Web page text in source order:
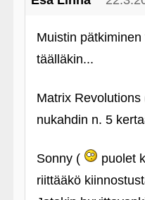
Muistin
täälläkin...
Matrix
nukahdin n. 5
Sonny (
puolet
riittääkö